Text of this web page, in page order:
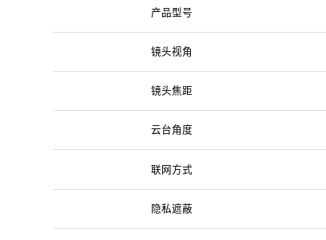
产品型号
镜头视角
镜头焦距
云台角度
联网方式
隐私遮蔽